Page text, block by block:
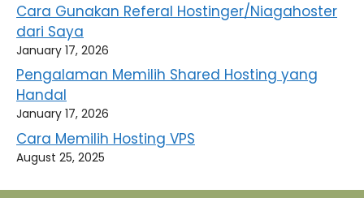
Cara Gunakan Referal Hostinger/Niagahoster
dari Saya
January 17, 2026
Pengalaman Memilih Shared Hosting yang
Handal
January 17, 2026
Cara Memilih Hosting VPS
August 25, 2025